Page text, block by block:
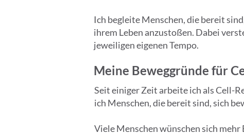
Ich begleite Menschen, die bereit
ihrem Leben anzustoßen. Dabei
jeweiligen eigenen Tempo.
Meine Beweggründe für
Seit einiger Zeit arbeite ich als Cell-
ich Menschen, die bereit sind, sich
Viele Menschen wünschen sich